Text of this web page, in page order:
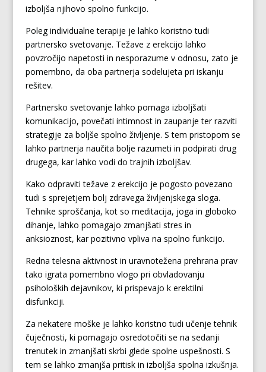
izboljša njihovo spolno funkcijo.
Poleg individualne terapije je lahko koristno tudi
partnersko svetovanje. Težave z erekcijo lahko
povzročijo napetosti in nesporazume v odnosu, zato je
pomembno, da oba partnerja sodelujeta pri iskanju
rešitev.
Partnersko svetovanje lahko pomaga izboljšati
komunikacijo, povečati intimnost in zaupanje ter razviti
strategije za boljše spolno življenje. S tem pristopom se
lahko partnerja naučita bolje razumeti in podpirati drug
drugega, kar lahko vodi do trajnih izboljšav.
Kako odpraviti težave z erekcijo je pogosto povezano
tudi s sprejetjem bolj zdravega življenjskega sloga.
Tehnike sproščanja, kot so meditacija, joga in globoko
dihanje, lahko pomagajo zmanjšati stres in
anksioznost, kar pozitivno vpliva na spolno funkcijo.
Redna telesna aktivnost in uravnotežena prehrana prav
tako igrata pomembno vlogo pri obvladovanju
psiholoških dejavnikov, ki prispevajo k erektilni
disfunkciji.
Za nekatere moške je lahko koristno tudi učenje tehnik
čuječnosti, ki pomagajo osredotočiti se na sedanji
trenutek in zmanjšati skrbi glede spolne uspešnosti. S
tem se lahko zmanjša pritisk in izboljša spolna izkušnja.